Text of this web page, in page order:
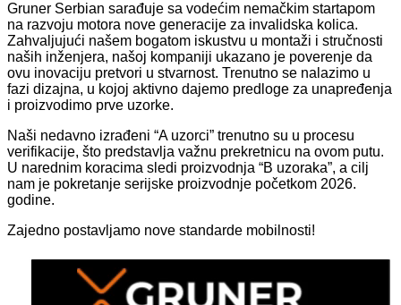
Gruner Serbian sarađuje sa vodećim nemačkim startapom
na razvoju motora nove generacije za invalidska kolica.
Zahvaljujući našem bogatom iskustvu u montaži i stručnosti
naših inženjera, našoj kompaniji ukazano je poverenje da
ovu inovaciju pretvori u stvarnost. Trenutno se nalazimo u
fazi dizajna, u kojoj aktivno dajemo predloge za unapređenja
i proizvodimo prve uzorke.
Naši nedavno izrađeni “A uzorci” trenutno su u procesu
verifikacije, što predstavlja važnu prekretnicu na ovom putu.
U narednim koracima sledi proizvodnja “B uzoraka”, a cilj
nam je pokretanje serijske proizvodnje početkom 2026.
godine.
Zajedno postavljamo nove standarde mobilnosti!